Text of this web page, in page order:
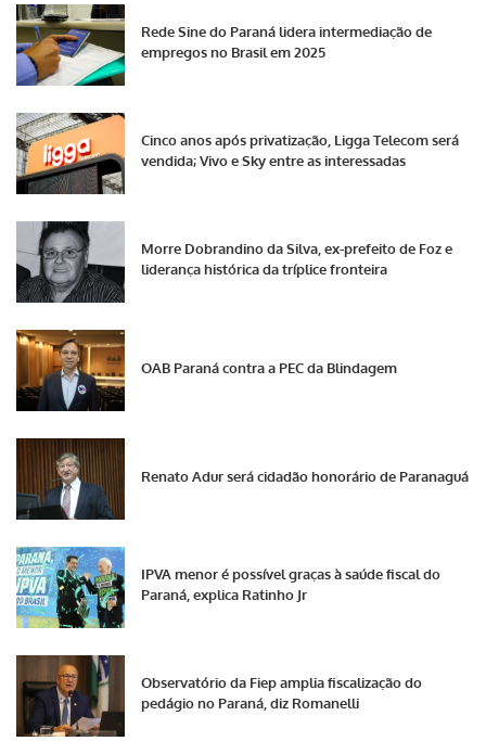
Rede Sine do Paraná lidera intermediação de
empregos no Brasil em 2025
Cinco anos após privatização, Ligga Telecom será
vendida; Vivo e Sky entre as interessadas
Morre Dobrandino da Silva, ex-prefeito de Foz e
liderança histórica da tríplice fronteira
OAB Paraná contra a PEC da Blindagem
Renato Adur será cidadão honorário de Paranaguá
IPVA menor é possível graças à saúde fiscal do
Paraná, explica Ratinho Jr
Observatório da Fiep amplia fiscalização do
pedágio no Paraná, diz Romanelli